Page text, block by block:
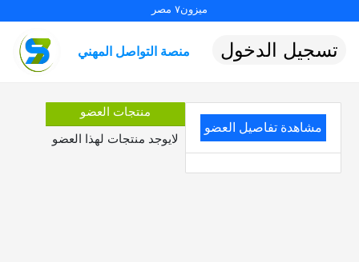
ميزون٧ مصر
منصة التواصل المهني تسجيل الدخول
مشاهدة تفاصيل العضو
منتجات العضو
لايوجد منتجات لهذا العضو